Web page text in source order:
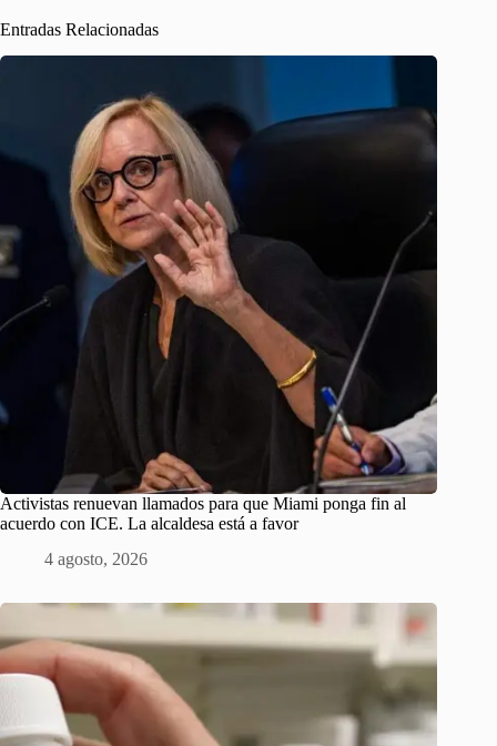
Entradas Relacionadas
Activistas renuevan llamados para que Miami ponga fin al
acuerdo con ICE. La alcaldesa está a favor
4 agosto, 2026